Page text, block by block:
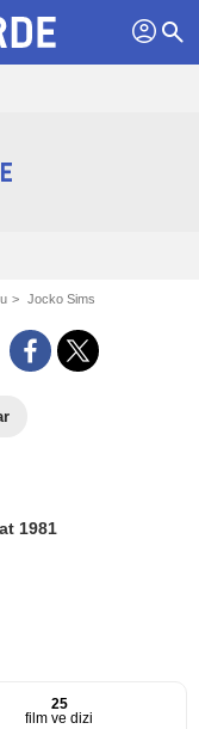
profil search
Jocko Sims
1981
25
film ve dizi